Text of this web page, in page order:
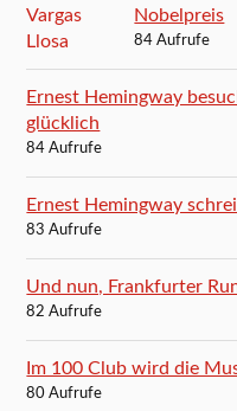
Nobelpreis
84 Aufrufe
Ernest Hemingway
glücklich
84 Aufrufe
Ernest Hemingway
83 Aufrufe
Und nun, Frankfurter
82 Aufrufe
Im 100 Club wird die
80 Aufrufe